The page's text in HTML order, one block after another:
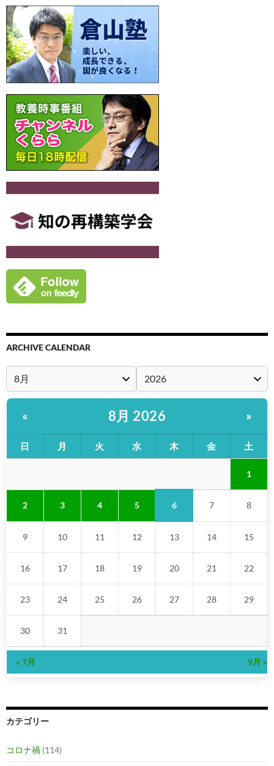
ARCHIVE CALENDAR
« 8月 2026 »
日 月 火 水 木 金 土
1
2 3 4 5 6 7 8
9 10 11 12 13 14 15
16 17 18 19 20 21 22
23 24 25 26 27 28 29
30 31
« 7月 9月 »
カテゴリー
コロナ禍 (114)